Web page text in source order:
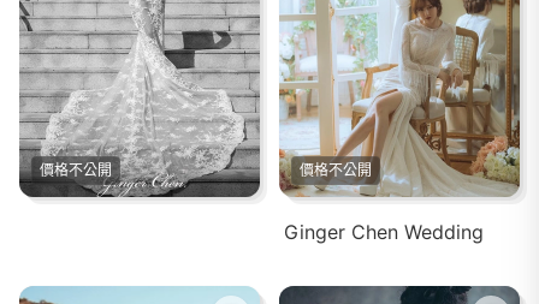
價格不公開 價格不公開
Ginger Chen Wedding